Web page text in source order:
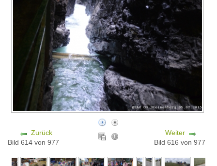
Zurück
Bild 614 von 977
Weiter
Bild 616 von 977